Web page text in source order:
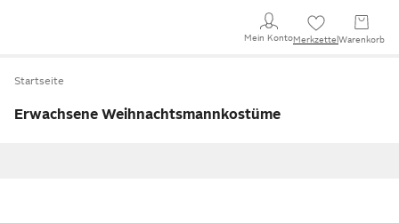
Mein KontoMerkzettel Warenkorb
Startseite
Erwachsene Weihnachtsmannkostüme